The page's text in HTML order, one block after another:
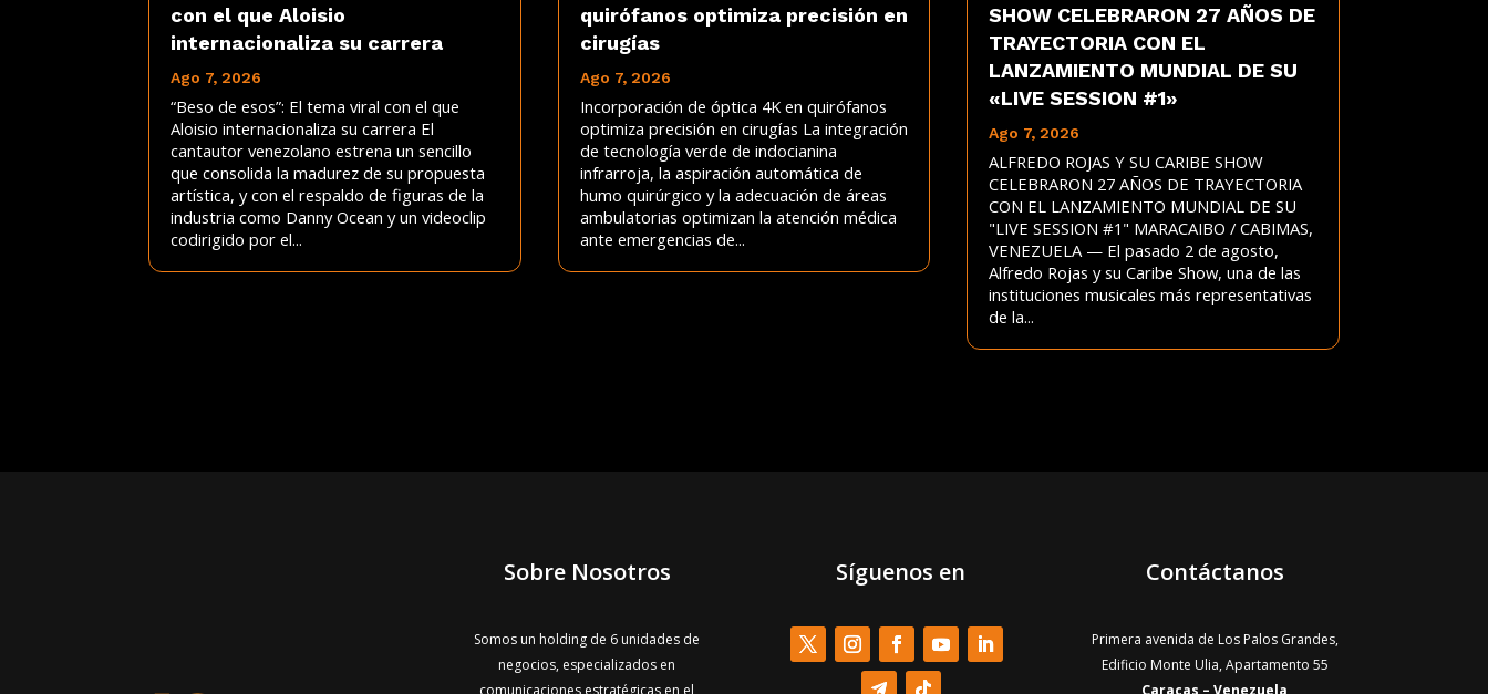
con el que Aloisio
internacionaliza su carrera
Ago 7, 2026
“Beso de esos”: El tema viral con el que
Aloisio internacionaliza su carrera El
cantautor venezolano estrena un sencillo
que consolida la madurez de su propuesta
artística, y con el respaldo de figuras de la
industria como Danny Ocean y un videoclip
codirigido por el...
quirófanos optimiza precisión en
cirugías
Ago 7, 2026
Incorporación de óptica 4K en quirófanos
optimiza precisión en cirugías La integración
de tecnología verde de indocianina
infrarroja, la aspiración automática de
humo quirúrgico y la adecuación de áreas
ambulatorias optimizan la atención médica
ante emergencias de...
SHOW CELEBRARON 27 AÑOS DE
TRAYECTORIA CON EL
LANZAMIENTO MUNDIAL DE SU
«LIVE SESSION #1»
Ago 7, 2026
ALFREDO ROJAS Y SU CARIBE SHOW
CELEBRARON 27 AÑOS DE TRAYECTORIA
CON EL LANZAMIENTO MUNDIAL DE SU
"LIVE SESSION #1" MARACAIBO / CABIMAS,
VENEZUELA — El pasado 2 de agosto,
Alfredo Rojas y su Caribe Show, una de las
instituciones musicales más representativas
de la...
Sobre Nosotros
Somos un holding de 6 unidades de
negocios, especializados en
Síguenos en Contáctanos
Primera avenida de Los Palos Grandes,
Edificio Monte Ulia, Apartamento 55